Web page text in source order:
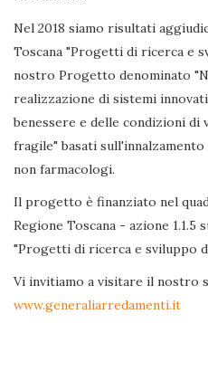
Nel 2018 siamo risultati
Toscana "Progetti di ricerca e
nostro Progetto denominato
realizzazione di sistemi
benessere e delle condizioni di
fragile" basati
non farmacologi.
Il progetto è finanziato nel
Regione Toscana - azione 1.1.5
"Progetti di ricerca e sviluppo
Vi invitiamo a visitare il nostro
www.generaliarredamenti.it